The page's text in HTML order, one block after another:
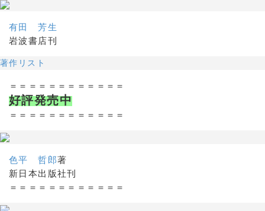
有田 芳生
岩波書店刊
著作リスト
＝＝＝＝＝＝＝＝＝＝＝＝
好評発売中
＝＝＝＝＝＝＝＝＝＝＝＝
色平 哲郎著
新日本出版社刊
＝＝＝＝＝＝＝＝＝＝＝＝